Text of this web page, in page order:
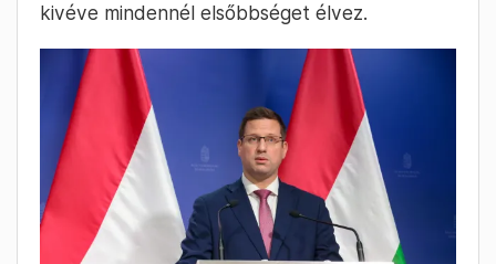
kivéve mindennél elsőbbséget élvez.